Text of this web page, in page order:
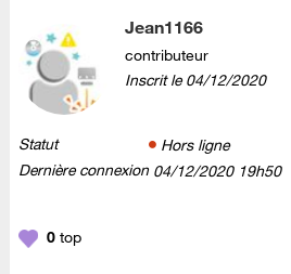
Jean1166
contributeur
Inscrit le‎04/12/2020
Statut
Hors ligne
Dernière connexion ‎04/12/2020 19h50
0 top